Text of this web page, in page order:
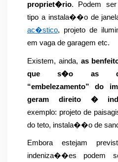
propriet�rio. Podem
tipo a instala��o de
ac�stico, projeto de
em vaga de garagem etc.
Existem, ainda, as
que s�o as
“embelezamento” do
geram direito �
exemplo: projeto de
do teto, instala��o de
Embora estejam
indeniza��es podem